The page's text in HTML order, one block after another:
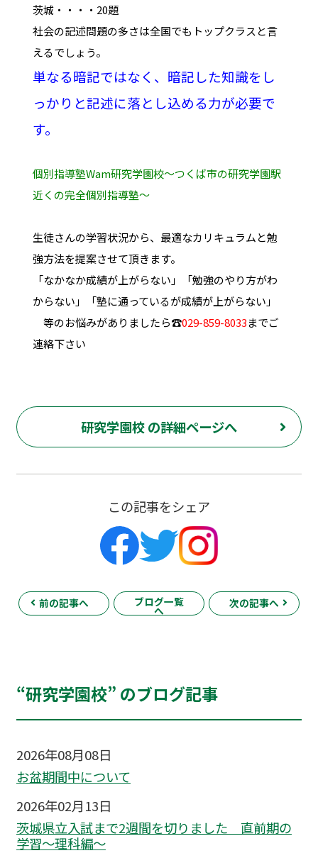
茨城・・・・20題
社会の記述問題の多さは全国でもトップクラスと言
えるでしょう。
単なる暗記ではなく、暗記した知識をし
っかりと記述に落とし込める力が必要で
す。
個別指導塾Wam研究学園校～つくば市の研究学園駅
近くの完全個別指導塾～
生徒さんの学習状況から、最適なカリキュラムと勉
強方法を提案させて頂きます。
「なかなか成績が上がらない」「勉強のやり方がわ
からない」「塾に通っているが成績が上がらない」
等のお悩みがありましたら☎029-859-8033までご
連絡下さい
研究学園校 の詳細ページへ
この記事をシェア
前の記事へ ブログ一覧
へ
次の記事へ
“研究学園校” のブログ記事
2026年08月08日
お盆期間中について
2026年02月13日
茨城県立入試まで2週間を切りました 直前期の
学習～理科編〜